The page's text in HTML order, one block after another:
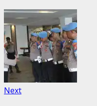
NextNext